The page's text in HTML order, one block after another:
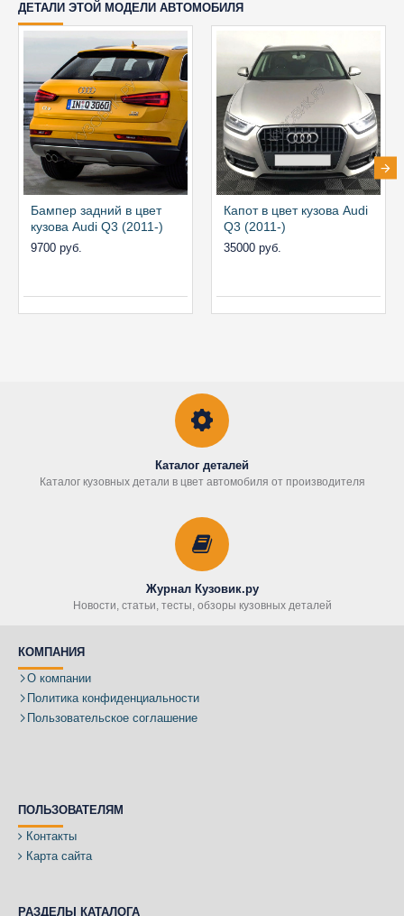
ДЕТАЛИ ЭТОЙ МОДЕЛИ АВТОМОБИЛЯ
Бампер задний в цвет
кузова Audi Q3 (2011-)
9700 руб.
Капот в цвет кузова Audi
Q3 (2011-)
35000 руб.
Каталог деталей
Каталог кузовных детали в цвет автомобиля от производителя
Журнал Кузовик.ру
Новости, статьи, тесты, обзоры кузовных деталей
КОМПАНИЯ
О компании
Политика конфиденциальности
Пользовательское соглашение
ПОЛЬЗОВАТЕЛЯМ
Контакты
Карта сайта
РАЗДЕЛЫ КАТАЛОГА